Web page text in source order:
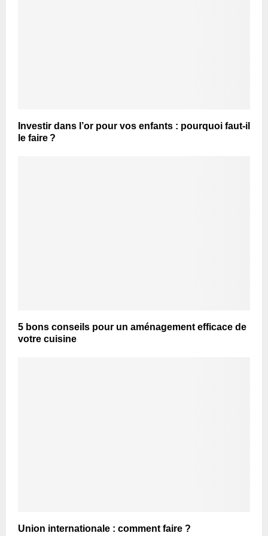
Investir dans l’or pour vos enfants : pourquoi faut-il
le faire ?
5 bons conseils pour un aménagement efficace de
votre cuisine
Union internationale : comment faire ?